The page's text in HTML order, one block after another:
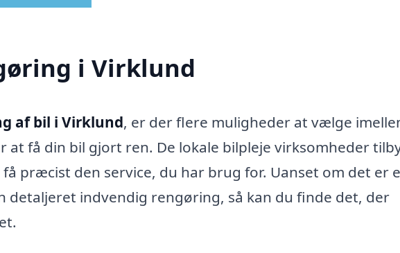
i Virklund
af bil i Virklund, er der flere muligheder at vælge
at få din bil gjort ren. De lokale bilpleje virksomheder
præcist den service, du har brug for. Uanset om det er
detaljeret indvendig rengøring, så kan du finde det, der